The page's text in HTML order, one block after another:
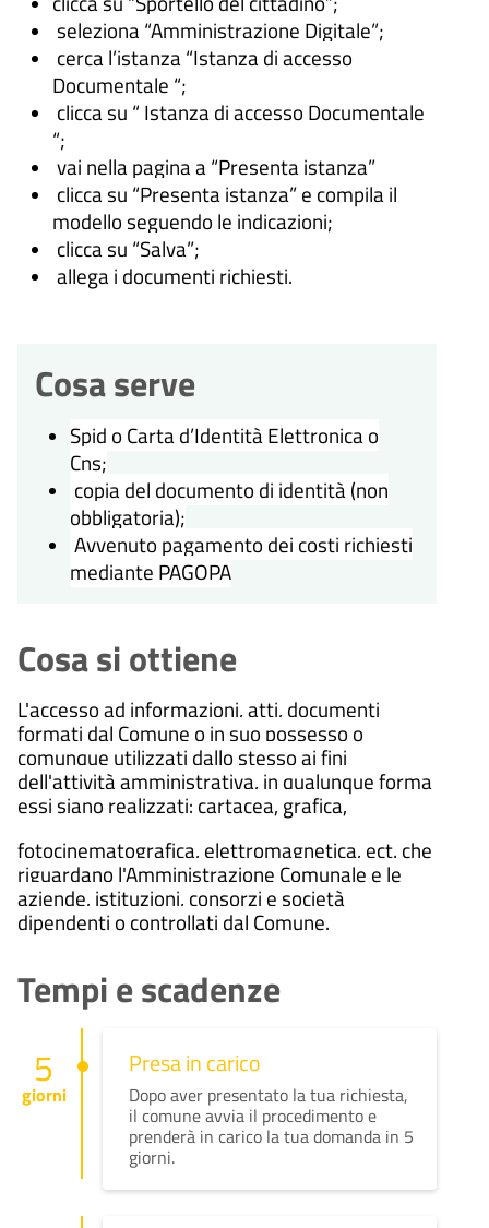
seleziona “Amministrazione Digitale”;
cerca l’istanza “Istanza di accesso
Documentale “;
clicca su “ Istanza di accesso Documentale
“;
vai nella pagina a “Presenta istanza”
clicca su “Presenta istanza” e compila il
modello seguendo le indicazioni;
clicca su “Salva”;
allega i documenti richiesti.
Cosa serve
Spid o Carta d’Identità Elettronica o
Cns;
copia del documento di identità (non
obbligatoria);
Avvenuto pagamento dei costi richiesti
mediante PAGOPA
Cosa si ottiene
L'accesso ad informazioni, atti, documenti
formati dal Comune o in suo possesso o
comunque utilizzati dallo stesso ai fini
dell'attività amministrativa, in qualunque forma
essi siano realizzati: cartacea, grafica,
fotocinematografica, elettromagnetica, ect. che
riguardano l'Amministrazione Comunale e le
aziende, istituzioni, consorzi e società
dipendenti o controllati dal Comune.
Tempi e scadenze
5
giorni
Presa in carico
Dopo aver presentato la tua richiesta,
il comune avvia il procedimento e
prenderà in carico la tua domanda in 5
giorni.